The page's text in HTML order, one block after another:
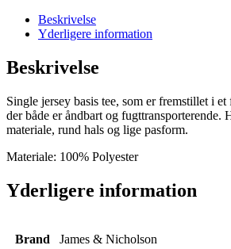
M
antal
Beskrivelse
Yderligere information
Beskrivelse
Single jersey basis tee, som er fremstillet i
der både er åndbart og fugttransporterende.
materiale, rund hals og lige pasform.
Materiale: 100% Polyester
Yderligere information
Brand James & Nicholson